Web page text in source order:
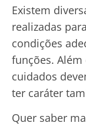
Existem
realizadas
condições
funções.
cuidados
ter caráter
Quer saber